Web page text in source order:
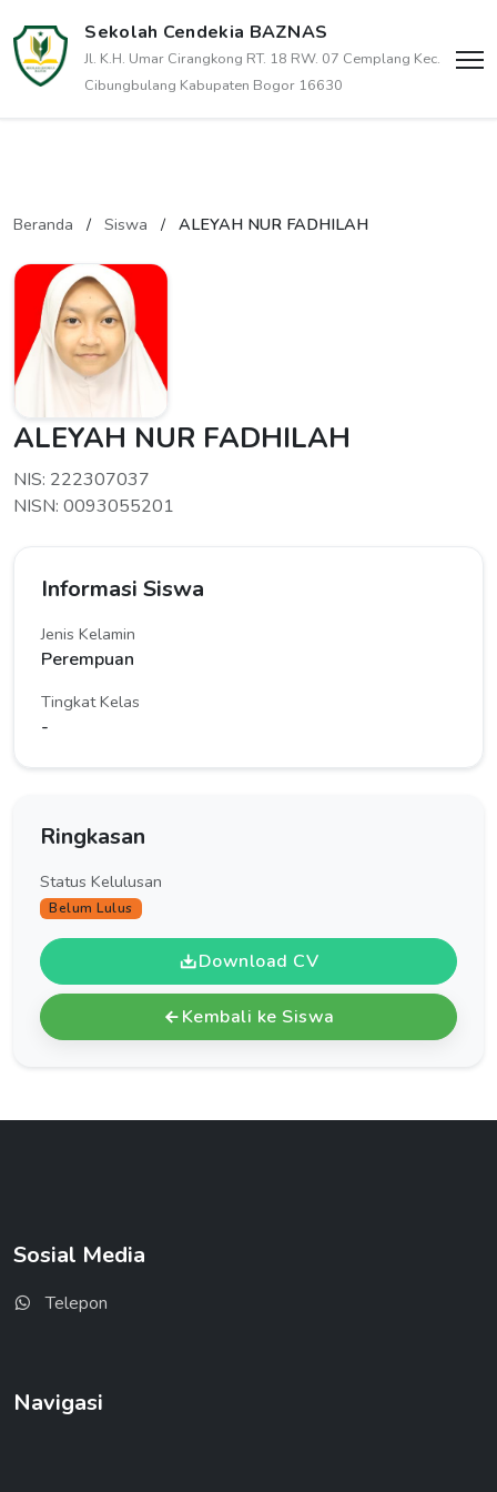
Sekolah Cendekia BAZNAS
Jl. K.H. Umar Cirangkong RT. 18 RW. 07 Cemplang Kec.
Cibungbulang Kabupaten Bogor 16630
Beranda / Siswa / ALEYAH NUR FADHILAH
ALEYAH NUR FADHILAH
NIS: 222307037
NISN: 0093055201
Informasi Siswa
Jenis Kelamin
Perempuan
Tingkat Kelas
-
Ringkasan
Status Kelulusan
Belum Lulus
Download CV
Kembali ke Siswa
Sosial Media
Telepon
Navigasi